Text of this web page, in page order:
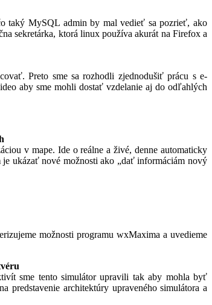
taký MySQL admin by mal vedieť sa pozrieť, ako
sekretárka, ktorá linux používa akurát na Firefox a
Preto sme sa rozhodli zjednodušiť prácu s e-
aby sme mohli dostať vzdelanie aj do odľahlých
v mape. Ide o reálne a živé, denne automaticky
ukázať nové možnosti ako „dať informáciám nový
možnosti programu wxMaxima a uvedieme
sme tento simulátor upravili tak aby mohla byť
predstavenie architektúry upraveného simulátora a